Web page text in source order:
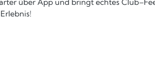
über App und bringt echtes